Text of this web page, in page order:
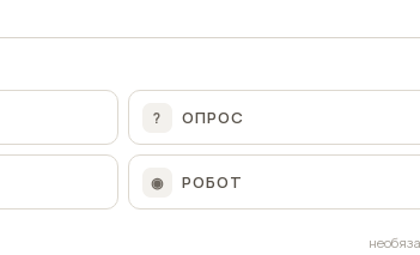
? ОПРОС
◉ РОБОТ